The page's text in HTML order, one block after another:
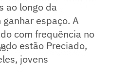
ao longo da
espaço. A
com frequência no
estão Preciado,
jovens